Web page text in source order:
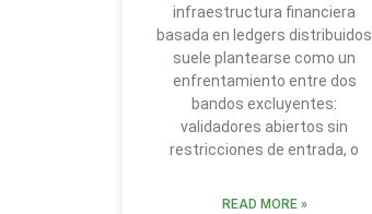
infraestructura financiera
basada en ledgers distribuidos
suele plantearse como un
enfrentamiento entre dos
bandos excluyentes:
validadores abiertos sin
restricciones de entrada, o
READ MORE »